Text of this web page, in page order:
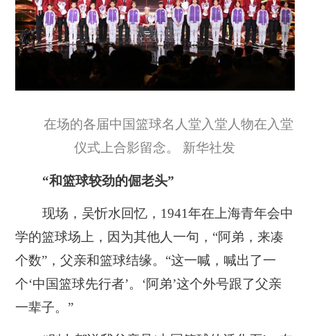
在场的各届中国篮球名人堂入堂人物在入堂
仪式上合影留念。 新华社发
“和篮球较劲的倔老头”
现场，吴忻水回忆，1941年在上海青年会中
学的篮球场上，因为其他人一句，“阿弟，来凑
个数”，父亲和篮球结缘。“这一喊，喊出了一
个‘中国篮球先行者’。‘阿弟’这个外号跟了父亲
一辈子。”